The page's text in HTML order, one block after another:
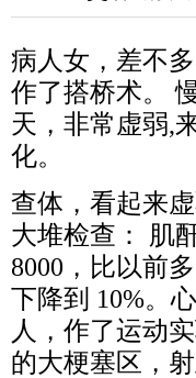
病人女，差不
作了搭桥术。
天，非常虚弱,
化。
查体，看起来
大堆检查： 肌
8000，比以前
下降到 10%。
人，作了运动
的大梗塞区，射